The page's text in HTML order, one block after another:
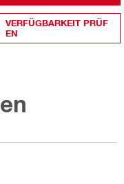
VERFÜGBARKEIT PRÜF
EN